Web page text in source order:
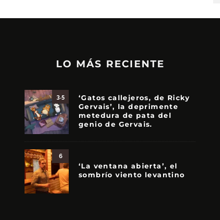
LO MÁS RECIENTE
3.5
‘Gatos callejeros, de Ricky
Gervais’, la deprimente
metedura de pata del
genio de Gervais.
6
‘La ventana abierta’, el
sombrío viento levantino